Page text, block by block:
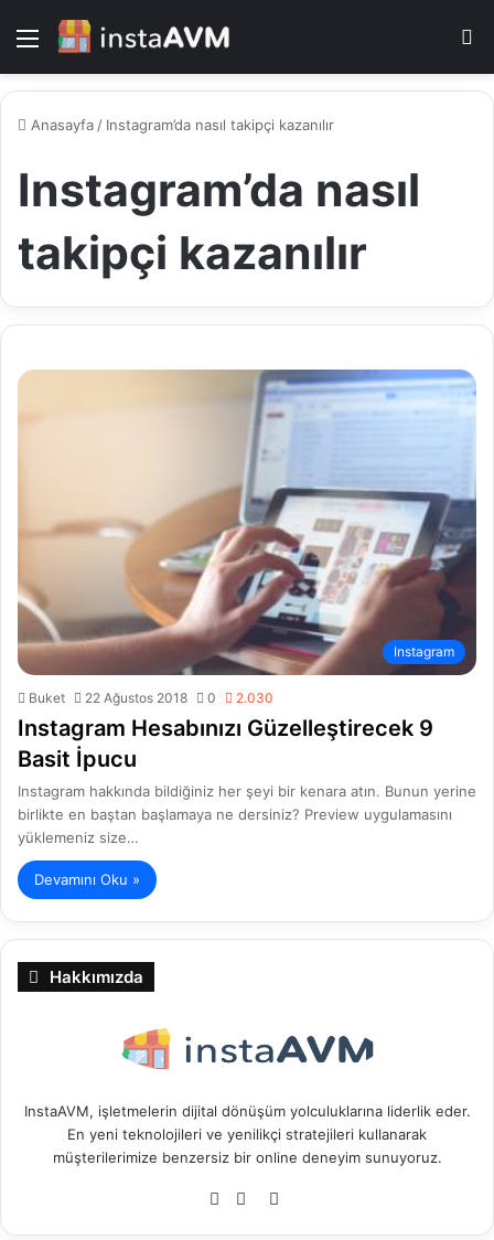
Menü
Anasayfa / Instagram’da nasıl takipçi kazanılır
Instagram’da nasıl
takipçi kazanılır
Instagram
Buket 22 Ağustos 2018 0 2.030
Instagram Hesabınızı Güzelleştirecek 9
Basit İpucu
Instagram hakkında bildiğiniz her şeyi bir kenara atın. Bunun yerine
birlikte en baştan başlamaya ne dersiniz? Preview uygulamasını
yüklemeniz size…
Devamını Oku »
Hakkımızda
InstaAVM, işletmelerin dijital dönüşüm yolculuklarına liderlik eder.
En yeni teknolojileri ve yenilikçi stratejileri kullanarak
müşterilerimize benzersiz bir online deneyim sunuyoruz.
T